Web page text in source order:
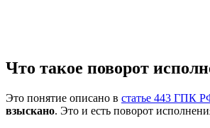
Что такое поворот
Это понятие описано в статье 443 ГПК
взыскано. Это и есть поворот